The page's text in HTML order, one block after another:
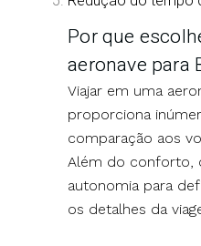
Por que
aeronave para
Viajar em uma
proporciona
comparação aos
Além do conforto,
autonomia para
os detalhes da